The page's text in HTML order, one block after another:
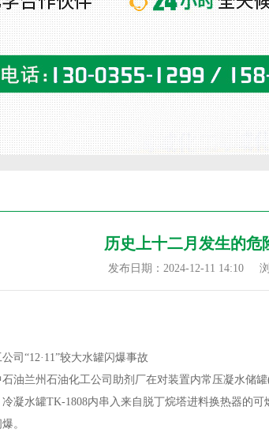
历史上十二月发生的危
发布日期：2024-12-11 14:10
“12·11”较大水罐闪爆事故
兰州石油化工公司助剂厂在对装置内常压凝水储
凝水罐TK-1808内串入来自脱丁烷塔进料换热器的
。